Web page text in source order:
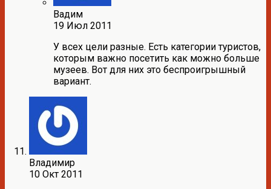
Вадим
19 Июл 2011
У всех цели разные. Есть категории туристов,
которым важно посетить как можно больше
музеев. Вот для них это беспроигрышный
вариант.
Владимир
10 Окт 2011